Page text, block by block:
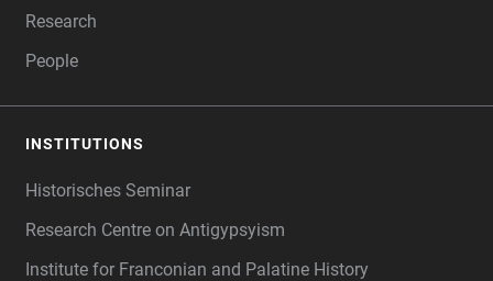
Research
People
INSTITUTIONS
Historisches Seminar
Research Centre on Antigypsyism
Institute for Franconian and Palatine History